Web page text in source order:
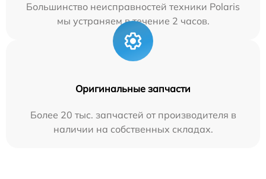
Большинство неисправностей техники Polaris
мы устраняем в течение 2 часов.
Оригинальные запчасти
Более 20 тыс. запчастей от производителя в
наличии на собственных складах.